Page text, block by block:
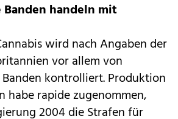
handeln mit
wird nach Angaben der
vor allem von
kontrolliert. Produktion
habe rapide zugenommen,
2004 die Strafen für